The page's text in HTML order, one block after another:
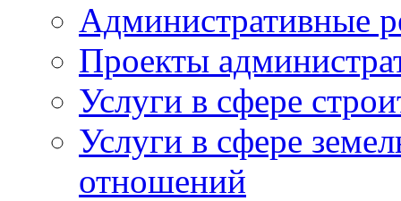
Административные
Проекты
Услуги в сфере
Услуги в сфере
отношений